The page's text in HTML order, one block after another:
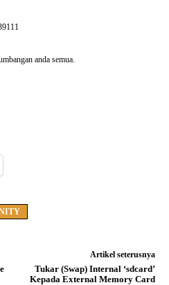
anda semua.
Artikel seterusnya
Tukar (Swap) Internal ‘sdcard’
Kepada External Memory Card